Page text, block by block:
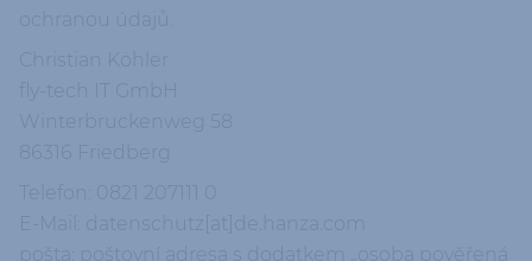
ochranou údajů.
Winterbruckenweg 58
86316 Friedberg
Telefon: 0821 207111 0
E-Mail: datenschutz[at]de.hanza.com